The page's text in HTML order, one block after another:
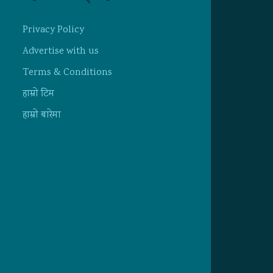
Privacy Policy
Advertise with us
Terms & Conditions
हाम्राे टिम
हाम्राे बारेमा